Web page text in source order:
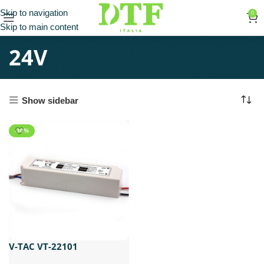
Skip to navigation
Skip to main content
0
24V
Show sidebar
-30%
V-TAC VT-22101